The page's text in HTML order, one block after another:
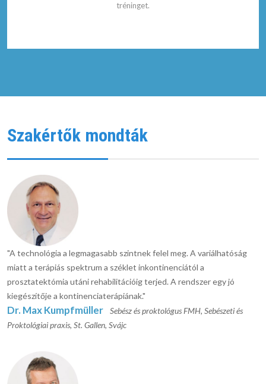
tréninget.
Szakértők mondták
"A technológia a legmagasabb szintnek felel meg. A variálhatóság
miatt a terápiás spektrum a széklet inkontinenciától a
prosztatektómia utáni rehabilitációig terjed. A rendszer egy jó
kiegészítője a kontinenciaterápiának."
Dr. Max Kumpfmüller
Sebész és proktológus FMH, Sebészeti és
Proktológiai praxis, St. Gallen, Svájc